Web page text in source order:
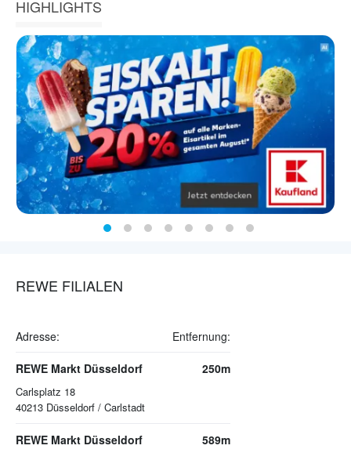
HIGHLIGHTS
REWE FILIALEN
Adresse: Entfernung:
REWE Markt Düsseldorf
Carlsplatz 18
40213 Düsseldorf / Carlstadt
250m
REWE Markt Düsseldorf 589m